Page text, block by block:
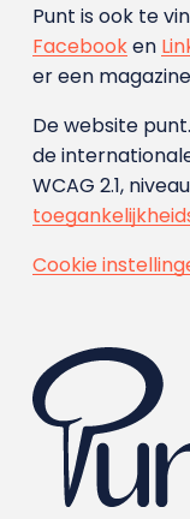
Punt is ook te
Facebooken
er een
De website
de
WCAG 2.1,
Cookie